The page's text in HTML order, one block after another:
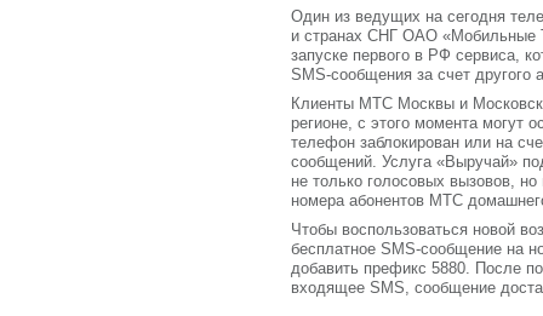
Один из ведущих на сегодня
и странах СНГ ОАО «Мобильные
запуске первого в РФ сервиса,
SMS-сообщения за счет другого
Клиенты МТС Москвы и
регионе, с этого момента могут
телефон заблокирован или на
сообщений. Услуга «Выручай»
не только голосовых вызовов,
номера абонентов МТС
Чтобы воспользоваться новой
бесплатное SMS-сообщение на
добавить префикс 5880. После
входящее SMS, сообщение